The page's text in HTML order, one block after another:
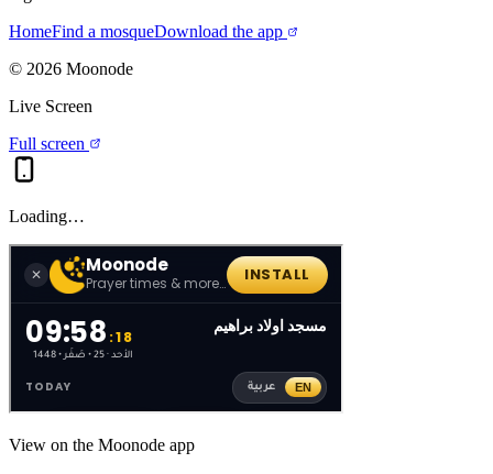
HomeFind a mosqueDownload the app
© 2026 Moonode
Live Screen
Full screen
Loading…
View on the Moonode app